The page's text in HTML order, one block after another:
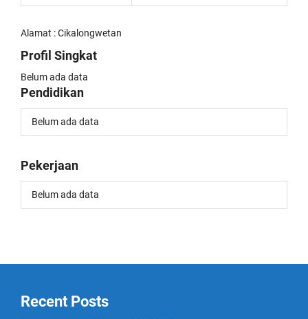
Alamat : Cikalongwetan
Profil Singkat
Belum ada data
Pendidikan
Belum ada data
Pekerjaan
Belum ada data
Recent Posts